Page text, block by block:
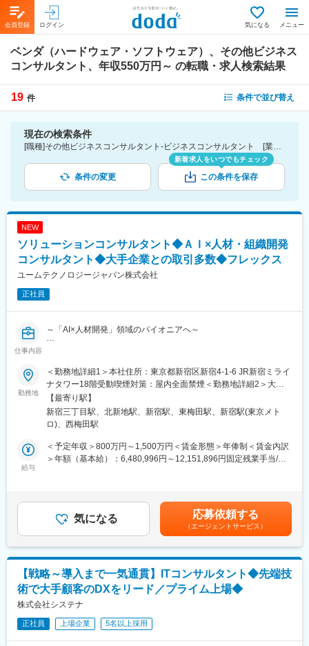
会員登録 ログイン 気になる メニュー
ベンダ（ハードウェア・ソフトウェア）、その他ビジネス
コンサルタント、年収550万円～ の転職・求人検索結果
19 件 条件で並び替え
現在の検索条件
[職種]その他ビジネスコンサルタント-ビジネスコンサルタント [業種]ベンダ（ハードウェア・ソフトウェア）-IT・通信業界 [年収]550万円～
条件の変更
新着求人をいつでもチェック
この条件を保存
NEW
ソリューションコンサルタント◆ＡＩ×人材・組織開発
コンサルタント◆大手企業との取引多数◆フレックス
ユームテクノロジージャパン株式会社
正社員
仕事内容
～「AI×人材開発」領域のパイオニアへ～
DXとAXを核とし、単なるソフトウェアの導入・定着に留まらな
い「AI時代の人材開発コンサルタント」として、日本を代表する
大手企業に対しラーニングDX・AXソリューションの提案から設
計・構築・デリバリーまでを一気通貫で支援します。 私たちが定
義する成功とは、システムの稼働（Go-Live）ではありません。顧
客組織における具体的な「行動変容」と、それによる「業績向
上」の実現です。
ーマンス・ラーニング（成果に結びつく学習）」のプロジェクト
へと変換し、組織の仕組みとして実装します。「インプット・練
習・フィードバック・改善」という学習ループを設計し、「動画
・セールス・イネーブルメントプログラムの実行支援
AI学習プラットフォーム（UMU）を活用し、セールス・イネーブ
ルメントプログラムの提案・設計・実行をリードします。実際の
商談シーンや業務フローに基づいた高精度の「売れる営業モデ
ル」を定義し、「学習の科学」の原則に基づいた、実践的かつ再
現性のあるAIセールスイネーブルメントプログラムを提供・定着
勤務地
＜勤務地詳細1＞本社住所：東京都新宿区新宿4-1-6 JR新宿ミライ
ナタワー18階受動喫煙対策：屋内全面禁煙＜勤務地詳細2＞大阪
支社住所：大阪府大阪市北区曽根崎新地1-13-22 御堂筋フロンテ
ィア 1階 WeWork内受動喫煙対策：屋内全面禁煙変更の範囲：会
社の定める事業所
【最寄り駅】
新宿三丁目駅、北新地駅、新宿駅、東梅田駅、新宿駅(東京メト
ロ)、西梅田駅
給与
＜予定年収＞800万円～1,500万円＜賃金形態＞年俸制＜賃金内訳
＞年額（基本給）：6,480,996円～12,151,896円固定残業手当/
業手当＞有賃金はあくまでも目安の金額であり、選考を通じて上
下する可能性があります。月給(月額)は固定手当を含めた表記で
す。
気になる 応募依頼する
（エージェントサービス）
【戦略～導入まで一気通貫】ITコンサルタント◆先端技
術で大手顧客のDXをリード／プライム上場◆
株式会社システナ
正社員 上場企業 5名以上採用